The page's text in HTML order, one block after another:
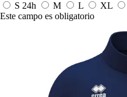
S 24h M L XL
Este campo es obligatorio